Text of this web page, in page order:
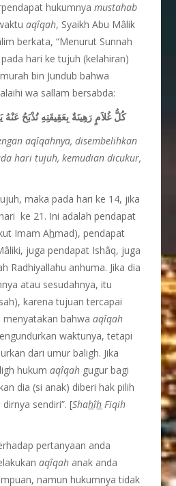
hukumnyamustahab
aqîqah, Syaikh Abu Mâlik
berkata, “Menurut Sunnah
pada hari ke tujuh (kelahiran)
bin Jundub bahwa
wa sallam bersabda:
كُلُّ غُلاَمٍ رَهِينَةٌ بِعَقِيقَتِهِ تُذْبَحُ
aqîqahnya, disembelihkan
hari tujuh, kemudian dicukur,
maka pada hari ke 14, jika
ke 21. Ini adalah pendapat
Imam Ahmad), pendapat
juga pendapat Ishâq, juga
Radhiyallahu anhuma. Jika dia
atau sesudahnya, itu
karena tujuan tercapai
menyatakan bahwaaqîqah
waktunya, tetapi
dari umur baligh. Jika
hukumaqîqah gugur bagi
dia (si anak) diberi hak pilih
dirnya sendiri”. [Shahîh Fiqih
pertanyaan anda
aqîqah anak anda
namun hukumnya tidak